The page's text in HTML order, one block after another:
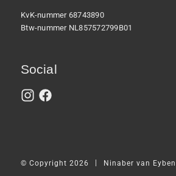
KvK-nummer 68743890
Btw-nummer NL857572799B01
Social
© Copyright 2026 Ninaber van Eyben